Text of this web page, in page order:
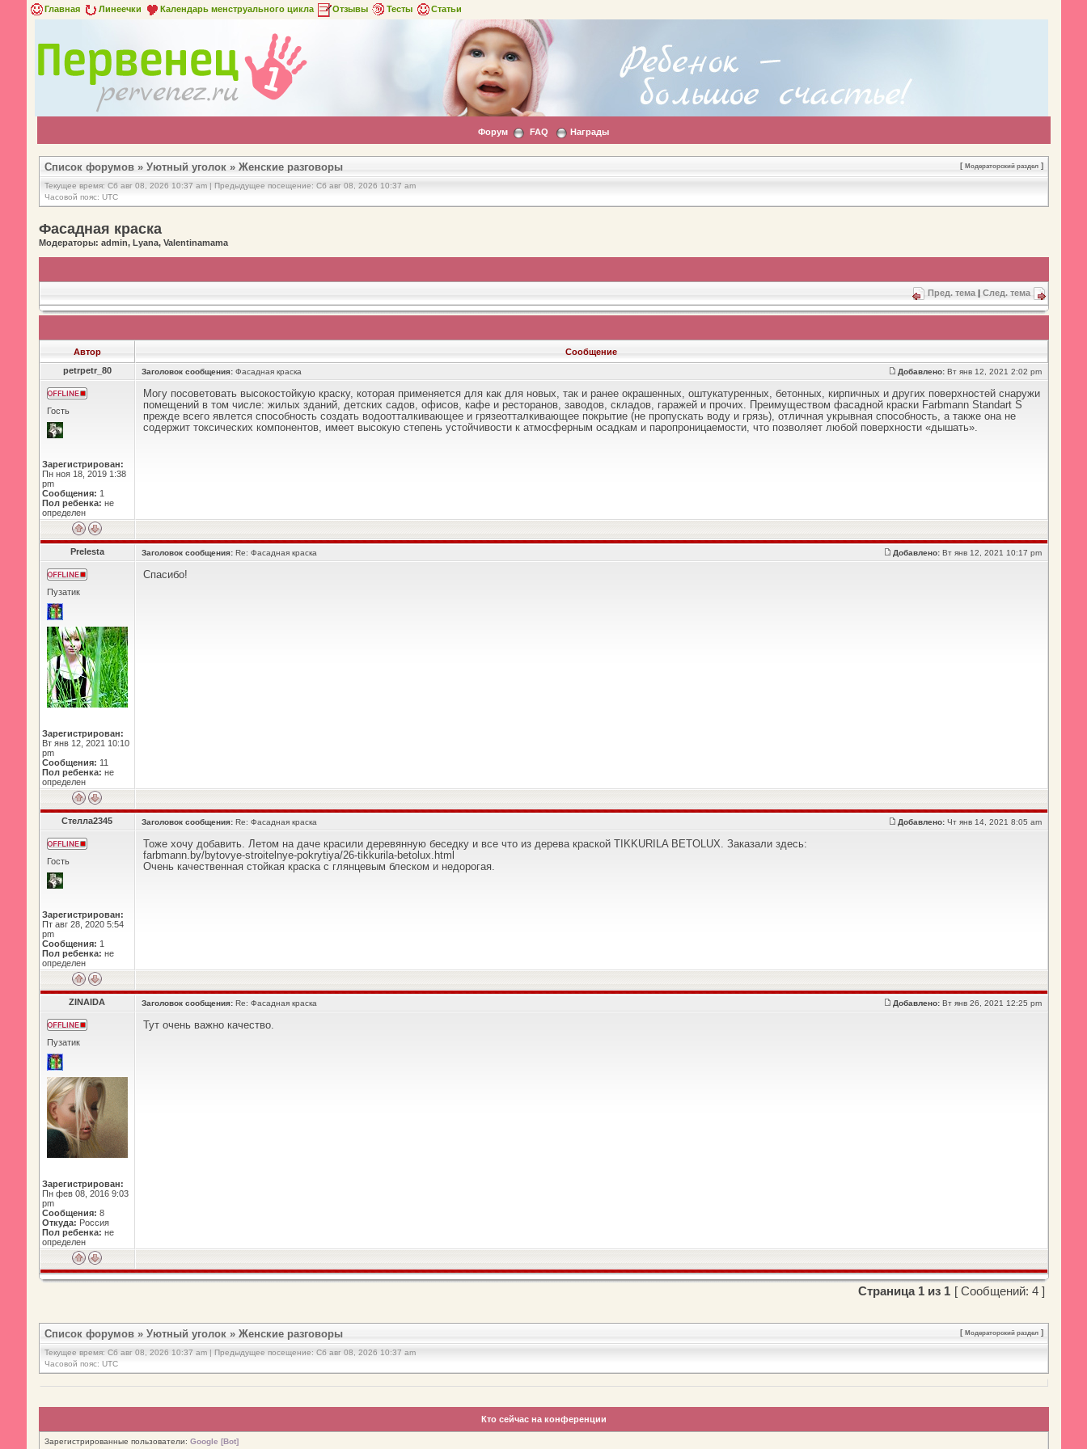
Главная Линеечки Календарь менструального цикла Отзывы Тесты Статьи
Форум FAQ Награды
[ Модераторский раздел]
Список форумов» Уютный уголок» Женские разговоры
Текущее время: Сб авг 08, 2026 10:37 am | Предыдущее посещение: Сб авг 08, 2026 10:37 am
Часовой пояс: UTC
Фасадная краска
Модераторы: admin, Lyana, Valentinamama
Пред. тема| След. тема
Автор
Сообщение
petrpetr_80
Заголовок сообщения:Фасадная краска Добавлено:Вт янв 12, 2021 2:02 pm
Гость
Зарегистрирован:
Пн ноя 18, 2019 1:38
pm
Сообщения: 1
Пол ребенка: не
определен
Могу посоветовать высокостойкую краску, которая применяется для как для новых, так и ранее окрашенных, оштукатуренных, бетонных, кирпичных и других поверхностей снаружи
помещений в том числе: жилых зданий, детских садов, офисов, кафе и ресторанов, заводов, складов, гаражей и прочих. Преимуществом фасадной краски Farbmann Standart S
прежде всего явлется способность создать водоотталкивающее и грязеотталкивающее покрытие (не пропускать воду и грязь), отличная укрывная способность, а также она не
содержит токсических компонентов, имеет высокую степень устойчивости к атмосферным осадкам и паропроницаемости, что позволяет любой поверхности «дышать».
Prelesta Заголовок сообщения:Re: Фасадная краска Добавлено:Вт янв 12, 2021 10:17 pm
Пузатик
Зарегистрирован:
Вт янв 12, 2021 10:10
pm
Сообщения: 11
Пол ребенка: не
определен
Спасибо!
Стелла2345 Заголовок сообщения:Re: Фасадная краска Добавлено:Чт янв 14, 2021 8:05 am
Гость
Зарегистрирован:
Пт авг 28, 2020 5:54
pm
Сообщения: 1
Пол ребенка: не
определен
Тоже хочу добавить. Летом на даче красили деревянную беседку и все что из дерева краской TIKKURILA BETOLUX. Заказали здесь:
farbmann.by/bytovye-stroitelnye-pokrytiya/26-tikkurila-betolux.html
Очень качественная стойкая краска с глянцевым блеском и недорогая.
ZINAIDA Заголовок сообщения:Re: Фасадная краска Добавлено:Вт янв 26, 2021 12:25 pm
Пузатик
Зарегистрирован:
Пн фев 08, 2016 9:03
pm
Сообщения: 8
Откуда: Россия
Пол ребенка: не
определен
Тут очень важно качество.
Страница 1из 1 [ Сообщений: 4 ]
[ Модераторский раздел]
Список форумов» Уютный уголок» Женские разговоры
Текущее время: Сб авг 08, 2026 10:37 am | Предыдущее посещение: Сб авг 08, 2026 10:37 am
Часовой пояс: UTC
Кто сейчас на конференции
Зарегистрированные пользователи: Google [Bot]